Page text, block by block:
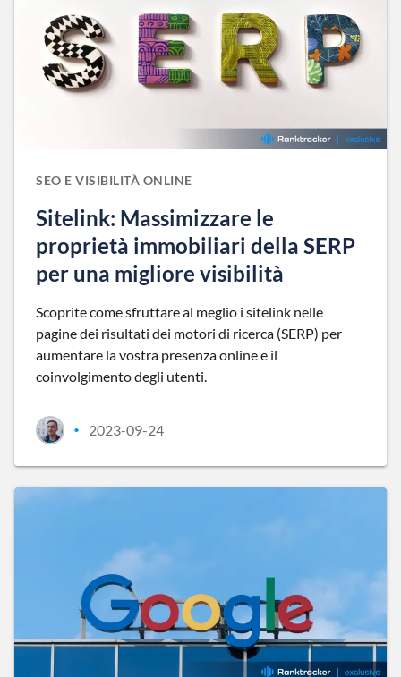
SEO E VISIBILITÀ ONLINE
Sitelink: Massimizzare le
proprietà immobiliari della SERP
per una migliore visibilità
Scoprite come sfruttare al meglio i sitelink nelle
pagine dei risultati dei motori di ricerca (SERP) per
aumentare la vostra presenza online e il
coinvolgimento degli utenti.
• 2023-09-24